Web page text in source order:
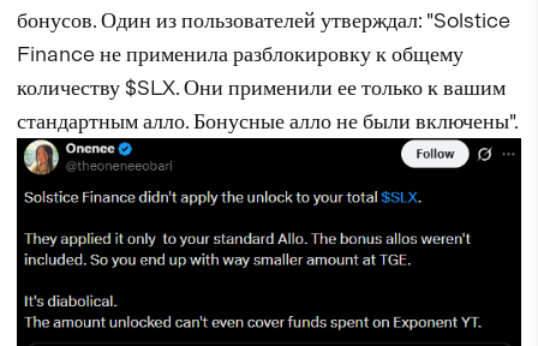
бонусов. Один из пользователей утверждал: "Solstice
Finance не применила разблокировку к общему
количеству $SLX. Они применили ее только к вашим
стандартным алло. Бонусные алло не были включены".